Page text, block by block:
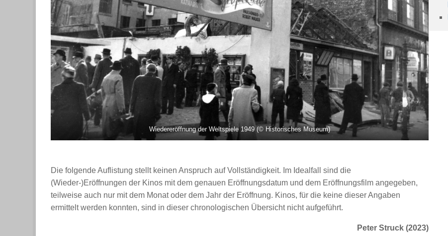
Wiedereröffnung der Weltspiele 1949 (© Historisches Museum)
Die folgende Auflistung stellt keinen Anspruch auf Vollständigkeit. Im Idealfall sind die
(Wieder-)Eröffnungen der Kinos mit dem genauen Eröffnungsdatum und dem Eröffnungsfilm angegeben,
teilweise auch nur mit dem Monat oder dem Jahr der Eröffnung. Kinos, für die keine dieser Angaben
ermittelt werden konnten, sind in dieser chronologischen Übersicht nicht aufgeführt.
Peter Struck (2023)